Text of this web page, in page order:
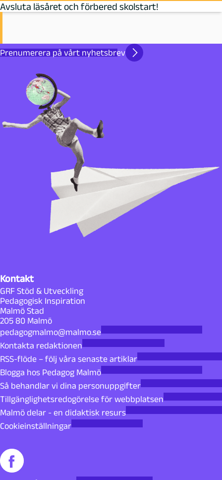
Avsluta läsåret och förbered skolstart!
Prenumerera på vårt nyhetsbrev
Kontakt
GRF Stöd & Utveckling
Pedagogisk Inspiration
Malmö Stad
205 80 Malmö
pedagogmalmo@malmo.se
Kontakta redaktionen
RSS-flöde – följ våra senaste artiklar
Blogga hos Pedagog Malmö
Så behandlar vi dina personuppgifter
Tillgänglighetsredogörelse för webbplatsen
Malmö delar - en didaktisk resurs
Cookieinställningar